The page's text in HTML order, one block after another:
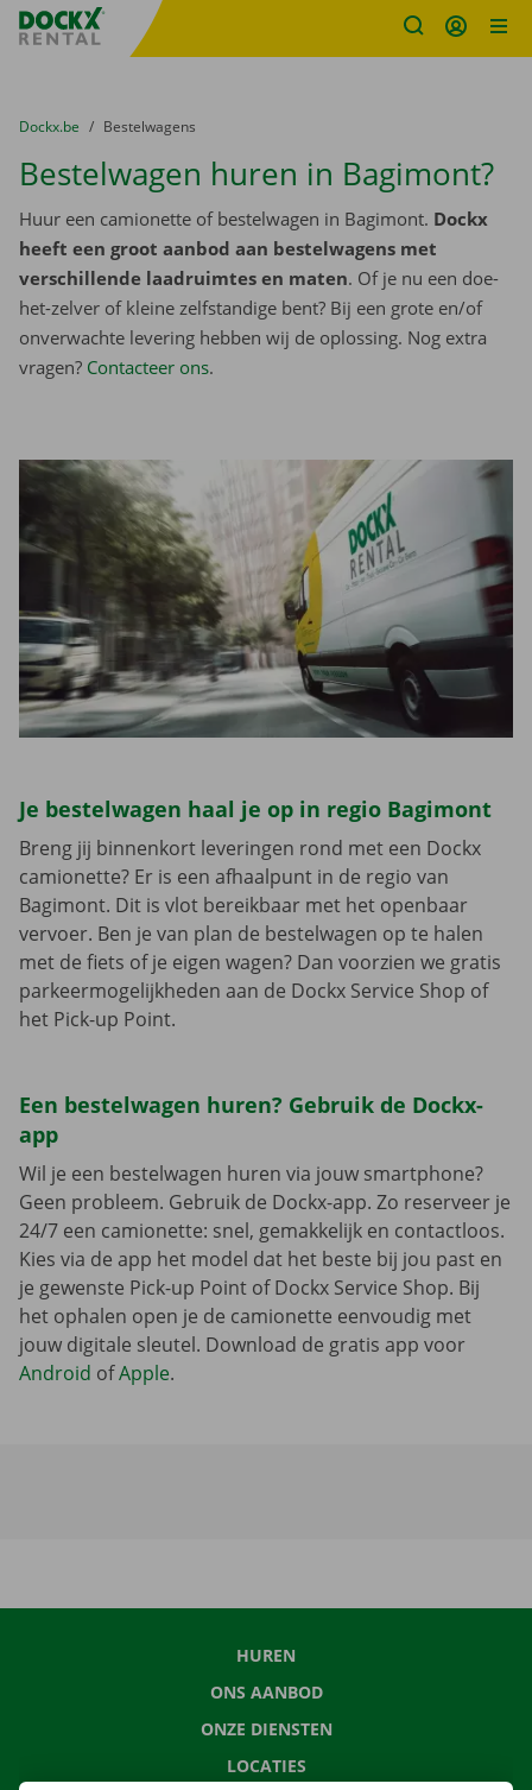
Fratello DEMO
U bevindt zich hier:
van
Dockx.be naar
Bestelwagens
Bestelwagen huren in Bagimont?
Huur een camionette of bestelwagen in Bagimont. Dockx
heeft een groot aanbod aan bestelwagens met
verschillende laadruimtes en maten. Of je nu een doe-
het-zelver of kleine zelfstandige bent? Bij een grote en/of
onverwachte levering hebben wij de oplossing. Nog extra
vragen? Contacteer ons.
Je bestelwagen haal je op in regio Bagimont
Breng jij binnenkort leveringen rond met een Dockx
camionette? Er is een afhaalpunt in de regio van
Bagimont. Dit is vlot bereikbaar met het openbaar
vervoer. Ben je van plan de bestelwagen op te halen
met de fiets of je eigen wagen? Dan voorzien we gratis
parkeermogelijkheden aan de Dockx Service Shop of
het Pick-up Point.
Een bestelwagen huren? Gebruik de Dockx-
app
Wil je een bestelwagen huren via jouw smartphone?
Geen probleem. Gebruik de Dockx-app. Zo reserveer je
24/7 een camionette: snel, gemakkelijk en contactloos.
Kies via de app het model dat het beste bij jou past en
je gewenste Pick-up Point of Dockx Service Shop. Bij
het ophalen open je de camionette eenvoudig met
jouw digitale sleutel. Download de gratis app voor
Android ofApple.
HUREN
ONS AANBOD
ONZE DIENSTEN
LOCATIES